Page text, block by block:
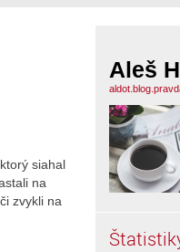
siahal
na
zvykli na
Aleš